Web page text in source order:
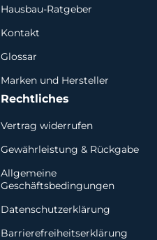
Hausbau-Ratgeber
Kontakt
Glossar
Marken und Hersteller
Rechtliches
Vertrag widerrufen
Gewährleistung & Rückgabe
Allgemeine
Geschäftsbedingungen
Datenschutzerklärung
Barrierefreiheitserklärung